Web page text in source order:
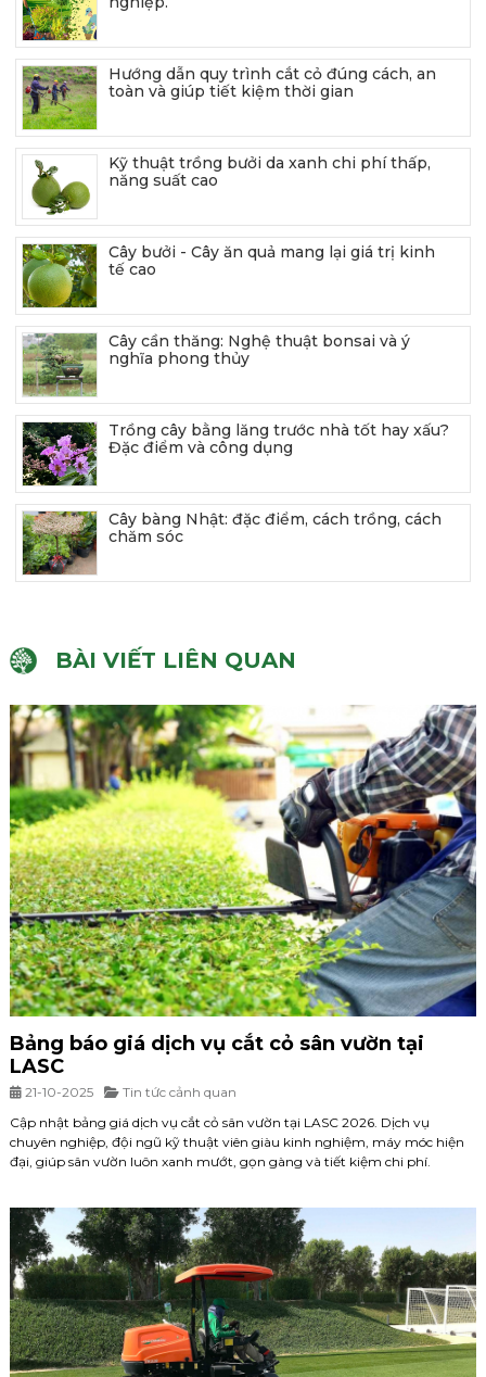
Hướng dẫn quy trình cắt cỏ đúng cách, an
toàn và giúp tiết kiệm thời gian
Kỹ thuật trồng bưởi da xanh chi phí thấp,
năng suất cao
Cây bưởi - Cây ăn quả mang lại giá trị kinh
tế cao
Cây cần thăng: Nghệ thuật bonsai và ý
nghĩa phong thủy
Trồng cây bằng lăng trước nhà tốt hay xấu?
Đặc điểm và công dụng
Cây bàng Nhật: đặc điểm, cách trồng, cách
chăm sóc
BÀI VIẾT LIÊN QUAN
Bảng báo giá dịch vụ cắt cỏ sân vườn tại
LASC
21-10-2025
Tin tức cảnh quan
Cập nhật bảng giá dịch vụ cắt cỏ sân vườn tại LASC 2026. Dịch vụ
chuyên nghiệp, đội ngũ kỹ thuật viên giàu kinh nghiệm, máy móc hiện
đại, giúp sân vườn luôn xanh mướt, gọn gàng và tiết kiệm chi phí.